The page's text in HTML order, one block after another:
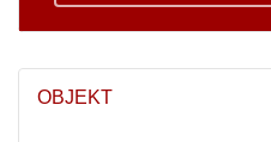
OBJEKT